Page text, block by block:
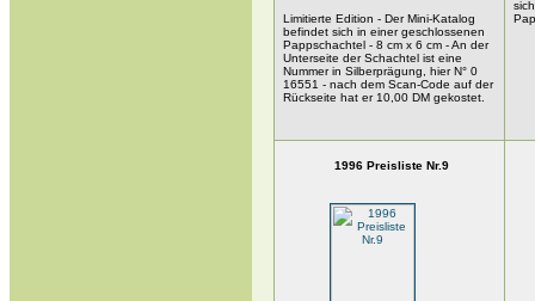
Limitierte Edition - Der Mini-Katalog
befindet sich in einer geschlossenen
Pappschachtel - 8 cm x 6 cm - An der
Unterseite der Schachtel ist eine
Nummer in Silberprägung, hier N° 0
16551 - nach dem Scan-Code auf der
Rückseite hat er 10,00 DM gekostet.
1996 Preisliste Nr.9